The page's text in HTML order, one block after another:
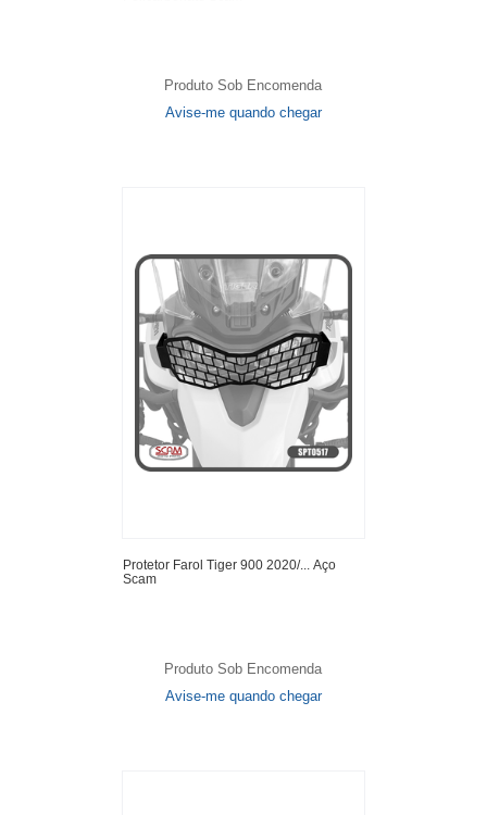
Produto Sob Encomenda
Avise-me quando chegar
Protetor Farol Tiger 900 2020/... Aço
Scam
Produto Sob Encomenda
Avise-me quando chegar